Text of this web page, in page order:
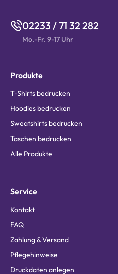
02233 / 71 32 282
Mo.-Fr. 9-17 Uhr
Produkte
T-Shirts bedrucken
Hoodies bedrucken
Sweatshirts bedrucken
Taschen bedrucken
Alle Produkte
Service
Kontakt
FAQ
Zahlung & Versand
Pflegehinweise
Druckdaten anlegen